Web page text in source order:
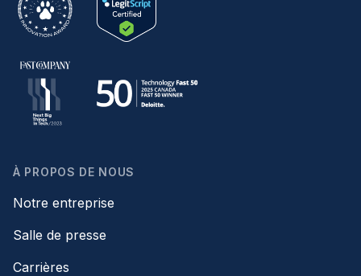
À PROPOS DE NOUS
Notre entreprise
Salle de presse
Carrières